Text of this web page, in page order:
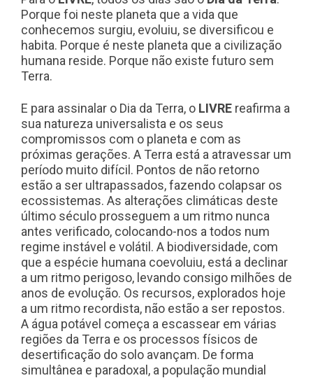
Porque foi neste planeta que a vida que
conhecemos surgiu, evoluiu, se diversificou e
habita. Porque é neste planeta que a civilização
humana reside. Porque não existe futuro sem
Terra.
E para assinalar o Dia da Terra, o LIVRE reafirma a
sua natureza universalista e os seus
compromissos com o planeta e com as
próximas gerações. A Terra está a atravessar um
período muito difícil. Pontos de não retorno
estão a ser ultrapassados, fazendo colapsar os
ecossistemas. As alterações climáticas deste
último século prosseguem a um ritmo nunca
antes verificado, colocando-nos a todos num
regime instável e volátil. A biodiversidade, com
que a espécie humana coevoluiu, está a declinar
a um ritmo perigoso, levando consigo milhões de
anos de evolução. Os recursos, explorados hoje
a um ritmo recordista, não estão a ser repostos.
A água potável começa a escassear em várias
regiões da Terra e os processos físicos de
desertificação do solo avançam. De forma
simultânea e paradoxal, a população mundial